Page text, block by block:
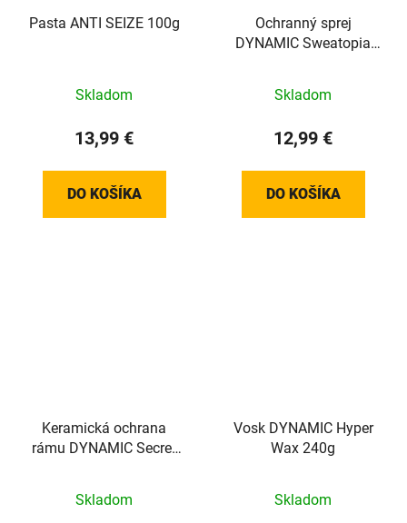
Pasta ANTI SEIZE 100g
Skladom
13,99 €
DO KOŠÍKA
Ochranný sprej
DYNAMIC Sweatopia
Skladom
12,99 €
DO KOŠÍKA
Keramická ochrana
rámu DYNAMIC Secret
Skladom
Vosk DYNAMIC Hyper
Wax 240g
Skladom